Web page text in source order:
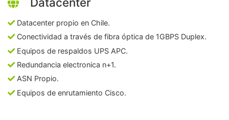
Datacenter propio en Chile.
Conectividad a través de fibra óptica de 1GBPS Duplex.
Equipos de respaldos UPS APC.
Redundancia electronica n+1.
ASN Propio.
Equipos de enrutamiento Cisco.